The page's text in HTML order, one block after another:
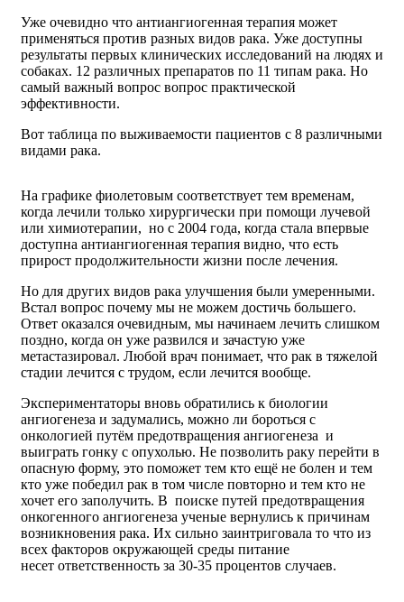
Уже очевидно что антиангиогенная терапия может
применяться против разных видов рака. Уже доступны
результаты первых клинических исследований на людях и
собаках. 12 различных препаратов по 11 типам рака. Но
самый важный вопрос вопрос практической
эффективности.
Вот таблица по выживаемости пациентов с 8 различными
видами рака.
На графике фиолетовым соответствует тем временам,
когда лечили только хирургически при помощи лучевой
или химиотерапии, но с 2004 года, когда стала впервые
доступна антиангиогенная терапия видно, что есть
прирост продолжительности жизни после лечения.
Но для других видов рака улучшения были умеренными.
Встал вопрос почему мы не можем достичь большего.
Ответ оказался очевидным, мы начинаем лечить слишком
поздно, когда он уже развился и зачастую уже
метастазировал. Любой врач понимает, что рак в тяжелой
стадии лечится с трудом, если лечится вообще.
Экспериментаторы вновь обратились к биологии
ангиогенеза и задумались, можно ли бороться с
онкологией путём предотвращения ангиогенеза и
выиграть гонку с опухолью. Не позволить раку перейти в
опасную форму, это поможет тем кто ещё не болен и тем
кто уже победил рак в том числе повторно и тем кто не
хочет его заполучить. В поиске путей предотвращения
онкогенного ангиогенеза ученые вернулись к причинам
возникновения рака. Их сильно заинтриговала то что из
всех факторов окружающей среды питание
несет ответственность за 30-35 процентов случаев.